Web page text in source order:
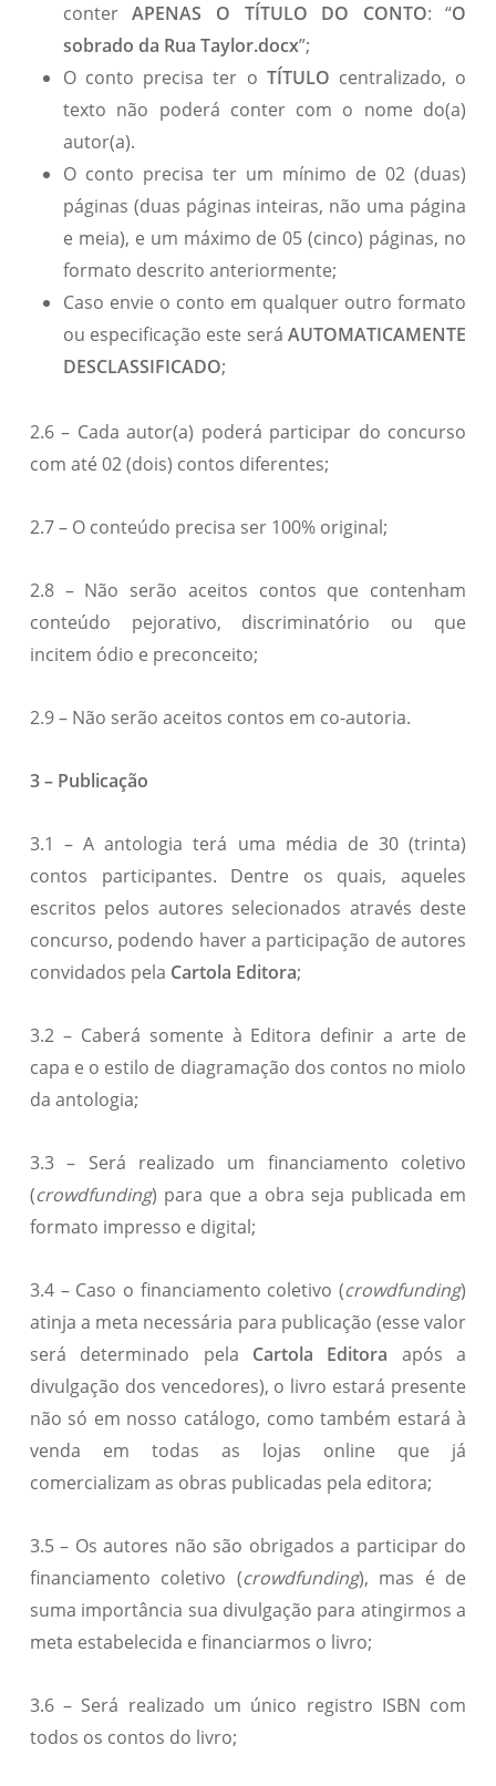
conterAPENAS O TÍTULO DO CONTO: “O
sobrado da Rua Taylor.docx”;
O conto precisa ter o TÍTULO centralizado, o
texto não poderá conter com o nome do(a)
autor(a).
O conto precisa ter um mínimo de 02 (duas)
páginas (duas páginas inteiras, não uma página
e meia), e um máximo de 05 (cinco) páginas, no
formato descrito anteriormente;
Caso envie o conto em qualquer outro formato
ou especificação este seráAUTOMATICAMENTE
DESCLASSIFICADO;
2.6 – Cada autor(a) poderá participar do concurso
com até 02 (dois) contos diferentes;
2.7 – O conteúdo precisa ser 100% original;
2.8 – Não serão aceitos contos que contenham
conteúdo pejorativo, discriminatório ou que
incitem ódio e preconceito;
2.9 – Não serão aceitos contos em co-autoria.
3 – Publicação
3.1 – A antologia terá uma média de 30 (trinta)
contos participantes. Dentre os quais, aqueles
escritos pelos autores selecionados através deste
concurso, podendo haver a participação de autores
convidados pela Cartola Editora;
3.2 – Caberá somente à Editora definir a arte de
capa e o estilo de diagramação dos contos no miolo
da antologia;
3.3 – Será realizado um financiamento coletivo
(crowdfunding) para que a obra seja publicada em
formato impresso e digital;
3.4 – Caso o financiamento coletivo (crowdfunding)
atinja a meta necessária para publicação (esse valor
será determinado pela Cartola Editora após a
divulgação dos vencedores), o livro estará presente
não só em nosso catálogo, como também estará à
venda em todas as lojas online que já
comercializam as obras publicadas pela editora;
3.5 – Os autores não são obrigados a participar do
financiamento coletivo (crowdfunding), mas é de
suma importância sua divulgação para atingirmos a
meta estabelecida e financiarmos o livro;
3.6 – Será realizado um único registro ISBN com
todos os contos do livro;